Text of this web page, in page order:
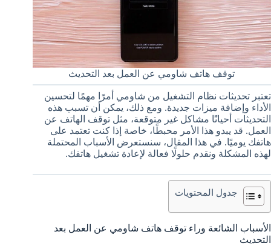
توقف هاتف شاومي عن العمل بعد التحديث
تعتبر تحديثات نظام التشغيل من شاومي أمرًا مهمًا لتحسين
الأداء وإضافة ميزات جديدة. ومع ذلك، يمكن أن تسبب هذه
التحديثات أحيانًا مشاكل غير متوقعة، مثل توقف الهاتف عن
العمل. قد يبدو هذا الأمر محبطًا، خاصة إذا كنت تعتمد على
هاتفك يوميًا. في هذا المقال، سنستعرض الأسباب المحتملة
لهذه المشكلة ونقدم حلولًا فعالة لإعادة تشغيل هاتفك.
جدول المحتويات
الأسباب الشائعة وراء توقف هاتف شاومي عن العمل بعد
التحديث